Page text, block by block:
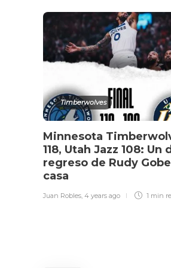
Timberwolves
Minnesota
118, Utah Jazz 108: Un
regreso de Rudy
casa
Juan Robles, 4 years ago 1 min